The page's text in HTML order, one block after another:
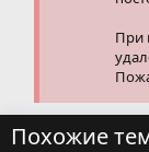
При
Похожие